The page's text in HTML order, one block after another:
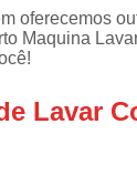
Assistencia
oferecemos
Maquina
Lavar